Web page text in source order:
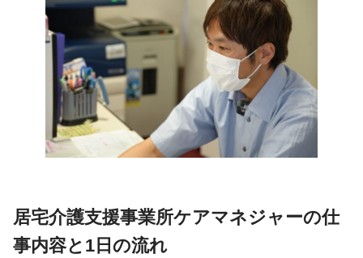
居宅介護支援事業所ケアマネジャーの仕
事内容と1日の流れ